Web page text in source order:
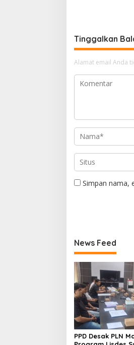
Tinggalkan
Alamat email Anda
Simpan nama,
News Feed
PPD Desak PLN